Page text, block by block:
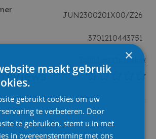
JUN2300201X00/Z26
3701210443751
Schrijf eerste review
×
maakt gebruik
gebruikt cookies om uw
te verbeteren. Door
te gebruiken, stemt u in met
in overeenstemming met ons